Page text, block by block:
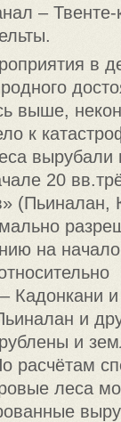
–
в
выше,
к
вырубали
20
(Пьиналан,
на
Кадонкани
и
и
расчётам
леса